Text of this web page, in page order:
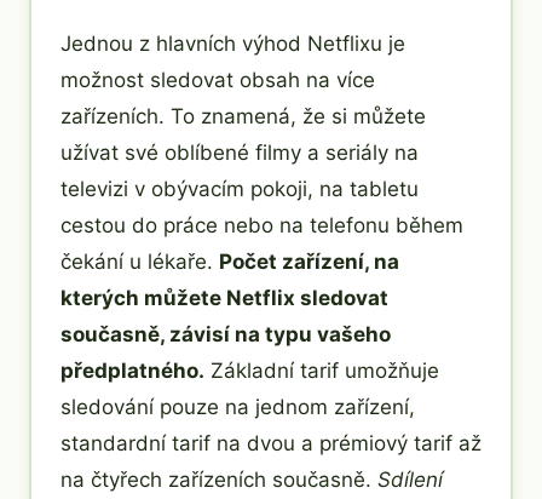
Jednou z hlavních výhod Netflixu je
možnost sledovat obsah na více
zařízeních. To znamená, že si můžete
užívat své oblíbené filmy a seriály na
televizi v obývacím pokoji, na tabletu
cestou do práce nebo na telefonu během
čekání u lékaře. Počet zařízení, na
kterých můžete Netflix sledovat
současně, závisí na typu vašeho
předplatného. Základní tarif umožňuje
sledování pouze na jednom zařízení,
standardní tarif na dvou a prémiový tarif až
na čtyřech zařízeních současně. Sdílení